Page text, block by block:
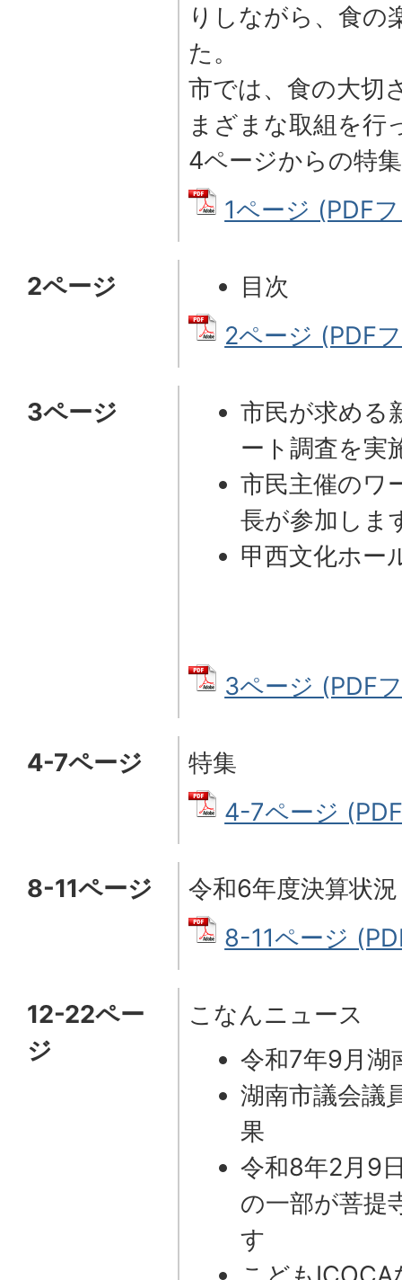
りしながら、食の
た。
市では、食の大切
まざまな取組を行
4ページからの特
1ページ (PDF
2ページ
目次
2ページ (PDF
3ページ
市民が求める
ート調査を実
市民主催のワ
長が参加しま
甲西文化ホー
3ページ (PDF
4-7ページ
特集
4-7ページ
8-11ページ
令和6年度決算状況
8-11ページ
12-22ペー
ジ
こなんニュース
令和7年9月湖
湖南市議会議
果
令和8年2月9
の一部が菩提
す